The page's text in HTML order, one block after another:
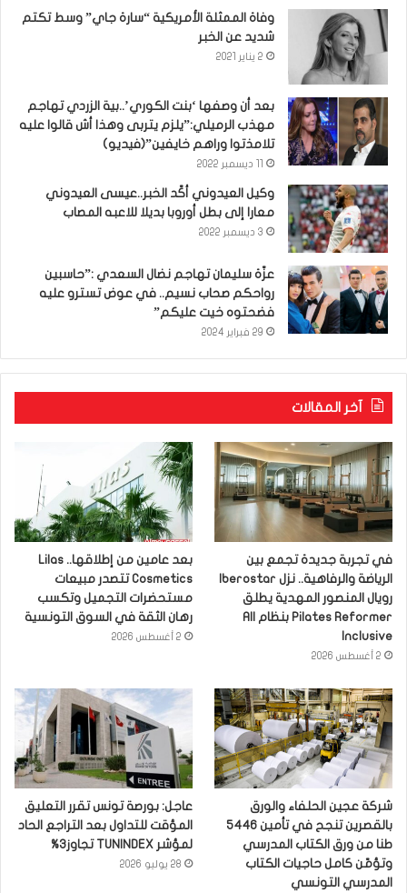
وفاة الممثلة الأمريكية “سارة جاي” وسط تكتم
شديد عن الخبر
2 يناير 2021
بعد أن وصفها ‘بنت الكوري’..بية الزردي تهاجم
مهذب الرميلي:”يلزم يتربى وهذا أش قالوا عليه
تلامذتوا وراهم خايفين”(فيديو)
وكيل العيدوني أكّد الخبر..عيسى العيدوني
معارا إلى بطل أوروبا بديلا للاعبه المصاب
3 ديسمبر 2022
عزّة سليمان تهاجم نضال السعدي :”حاسبين
رواحكم صحاب نسيم.. في عوض تسترو عليه
فضحتوه خيت عليكم”
29 فبراير 2024
آخر المقالات
في تجربة جديدة تجمع بين
رويال المنصور المهدية يطلق
Pilates Reformer بنظام All
Inclusive
2 أغسطس 2026
بعد عامين من إطلاقها.. Lilas
Cosmetics تتصدر مبيعات
مستحضرات التجميل وتكسب
رهان الثقة في السوق التونسية
2 أغسطس 2026
شركة عجين الحلفاء والورق
بالقصرين تنجح في تأمين 5446
طنا من ورق الكتاب المدرسي
وتؤمّن كامل حاجيات الكتاب
المدرسي التونسي
عاجل: بورصة تونس تقرر التعليق
المؤقت للتداول بعد التراجع الحاد
لمؤشر TUNINDEX تجاوز3%
28 يوليو 2026